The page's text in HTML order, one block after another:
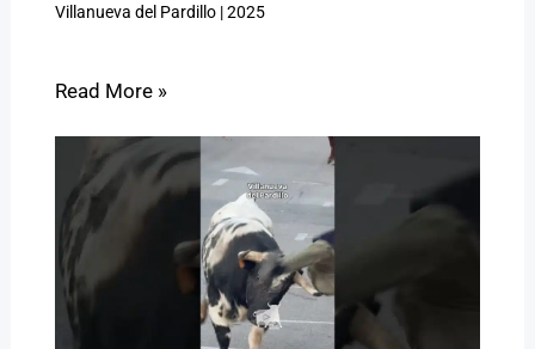
Villanueva del Pardillo|2025
Read More »